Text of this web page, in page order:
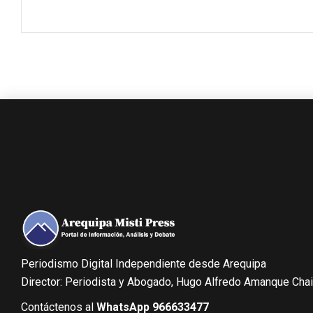
Periodismo Digital Independiente desde Arequipa
Director: Periodista y Abogado, Hugo Alfredo Amanque
Contáctenos al WhatsApp 966633477